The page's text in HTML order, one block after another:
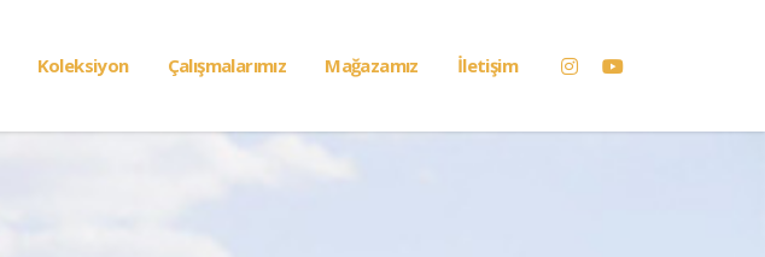
Koleksiyon Çalışmalarımız Mağazamız İletişim